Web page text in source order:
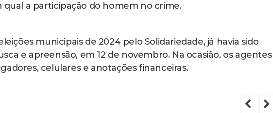
a participação do homem no crime.
municipais de 2024 pelo Solidariedade, já havia sido
e apreensão, em 12 de novembro. Na ocasião, os agentes
celulares e anotações financeiras.
Previous